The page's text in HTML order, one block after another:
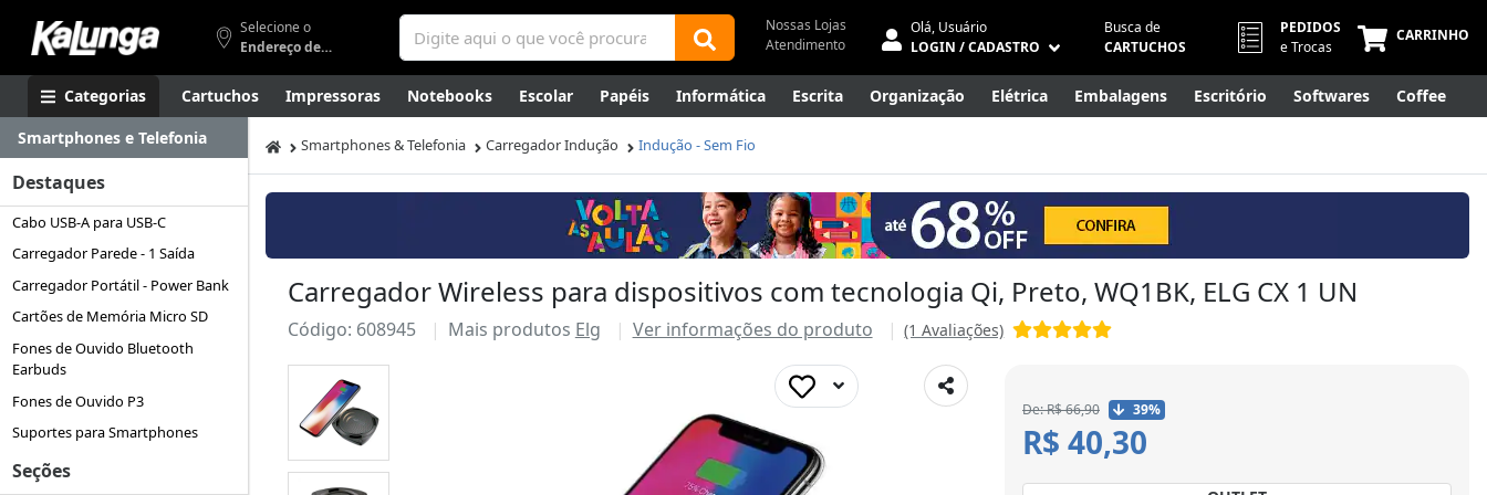
Selecione o
Endereço de entrega
Nossas Lojas
Atendimento
Olá, Usuário
LOGIN / CADASTRO
Busca de
CARTUCHOS
PEDIDOS
e Trocas
CARRINHO
Categorias Cartuchos Impressoras Notebooks Escolar Papéis Informática Escrita Organização Elétrica Embalagens Escritório Softwares Coffee
Apresentação Smartphones Artes Gamers Higiene Mídias Envelopes Rede
Canetas Luxo
Outlet
Smartphones e Telefonia
Destaques
Cabo USB-A para USB-C
Carregador Parede - 1 Saída
Carregador Portátil - Power Bank
Cartões de Memória Micro SD
Fones de Ouvido Bluetooth
Earbuds
Fones de Ouvido P3
Suportes para Smartphones
Seções
Smartphones & Telefonia Carregador Indução Indução - Sem Fio
Carregador Wireless para dispositivos com tecnologia Qi, Preto, WQ1BK, ELG CX 1 UN
Código: 608945 Mais produtos Elg Ver informações do produto (1 Avaliações)
De: R$ 66,90 39%
R$ 40,30